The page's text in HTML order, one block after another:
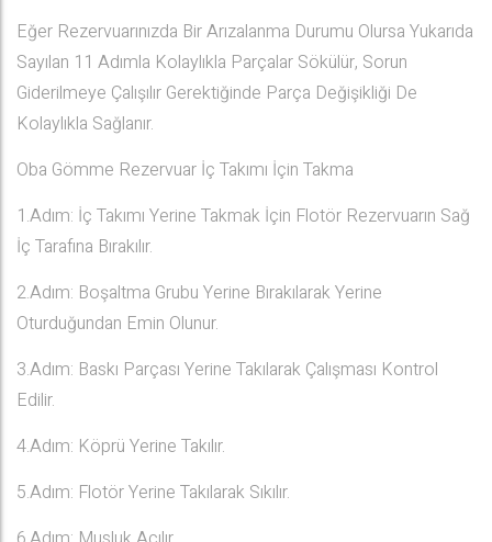
Eğer Rezervuarınızda Bir Arızalanma Durumu Olursa Yukarıda
Sayılan 11 Adımla Kolaylıkla Parçalar Sökülür, Sorun
Giderilmeye Çalışılır Gerektiğinde Parça Değişikliği De
Kolaylıkla Sağlanır.
Oba Gömme Rezervuar İç Takımı İçin Takma
1.Adım: İç Takımı Yerine Takmak İçin Flotör Rezervuarın Sağ
İç Tarafına Bırakılır.
2.Adım: Boşaltma Grubu Yerine Bırakılarak Yerine
Oturduğundan Emin Olunur.
3.Adım: Baskı Parçası Yerine Takılarak Çalışması Kontrol
Edilir.
4.Adım: Köprü Yerine Takılır.
5.Adım: Flotör Yerine Takılarak Sıkılır.